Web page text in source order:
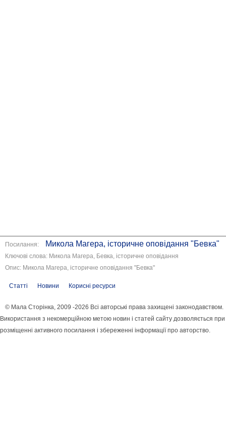
Посилання: Микола Магера, історичне оповідання "Бевка"
Ключові слова: Микола Магера, Бевка, історичне оповідання
Опис: Микола Магера, історичне оповідання "Бевка"
Статті Новини Корисні ресурси
© Мала Сторінка, 2009 -2026 Всі авторські права захищені законодавством.
Використання з некомерційною метою новин і статей сайту дозволяється при
розміщенні активного посилання і збереженні інформації про авторство.